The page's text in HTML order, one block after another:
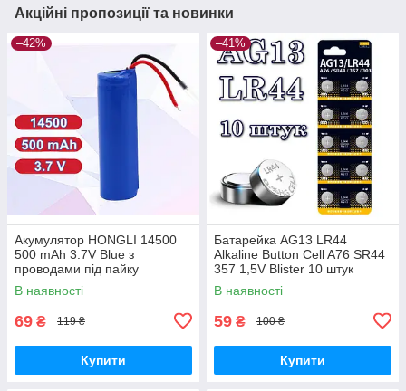
Акційні пропозиції та новинки
–42%
Акумулятор HONGLI 14500
500 mAh 3.7V Blue з
проводами під пайку
В наявності
69 ₴ 119 ₴
Купити
–41%
Батарейка AG13 LR44
Alkaline Button Cell A76 SR44
357 1,5V Blister 10 штук
В наявності
59 ₴ 100 ₴
Купити